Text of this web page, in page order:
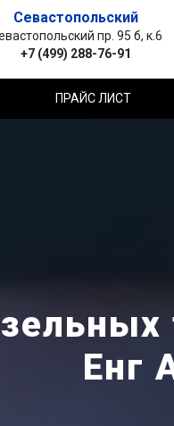
Севастопольский
пр. 95 б, к.6
+7 (499) 288-76-91
ПРАЙС ЛИСТ
Енг